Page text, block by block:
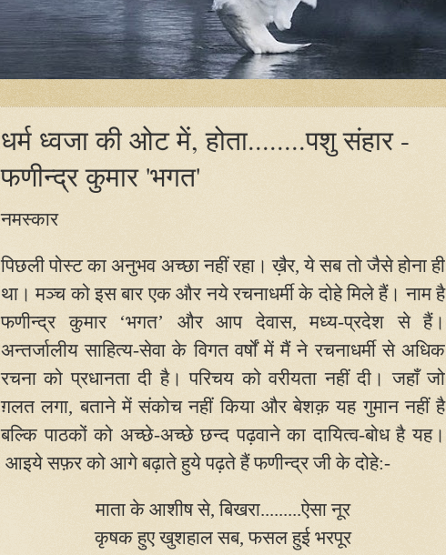
धर्म ध्वजा की ओट में, होता........पशु संहार -
फणीन्द्र कुमार 'भगत'
नमस्कार
पिछली पोस्ट का अनुभव अच्छा नहीं रहा। ख़ैर,ये सब तो जैसे होना ही
था। मञ्च को इस बार एक और नये रचनाधर्मी के दोहे मिले हैं। नाम है
फणीन्द्र कुमार ‘भगत’ और आप देवास,मध्य-प्रदेश से हैं।
अन्तर्जालीय साहित्य-सेवा के विगत वर्षों में मैं ने रचनाधर्मी से अधिक
रचना को प्रधानता दी है। परिचय को वरीयता नहीं दी। जहाँ जो
ग़लत लगा,बताने में संकोच नहीं किया और बेशक़ यह गुमान नहीं है
बल्कि पाठकों को अच्छे-अच्छे छन्द पढ़वाने का दायित्व-बोध है यह।
आइये सफ़र को आगे बढ़ाते हुये पढ़ते हैं फणीन्द्र जी के दोहे:-
माता के आशीष से,बिखरा.........ऐसा नूर
कृषक हुए खुशहाल सब,फसल हुई भरपूर